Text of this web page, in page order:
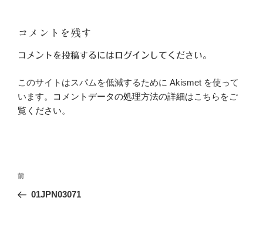
コメントを残す
コメントを投稿するには ログイン してください。
このサイトはスパムを低減するために Akismet を使って
います。
コメントデータの処理方法の詳細はこちらをご
覧ください。
投
前
の
前
01JPN03071